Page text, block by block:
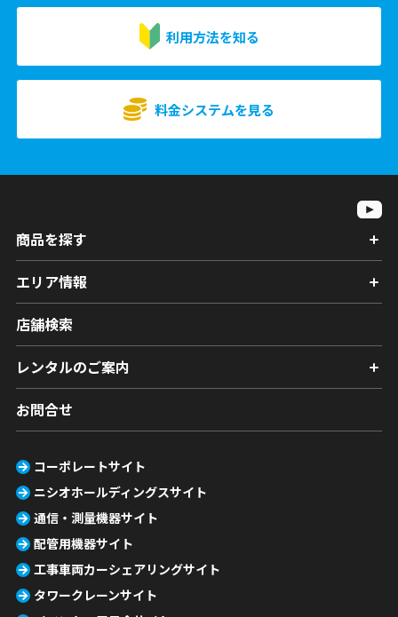
利用方法を知る
料金システムを見る
商品を探す
エリア情報
店舗検索
レンタルのご案内
お問合せ
コーポレートサイト
ニシオホールディングスサイト
通信・測量機器サイト
配管用機器サイト
工事車両カーシェアリングサイト
タワークレーンサイト